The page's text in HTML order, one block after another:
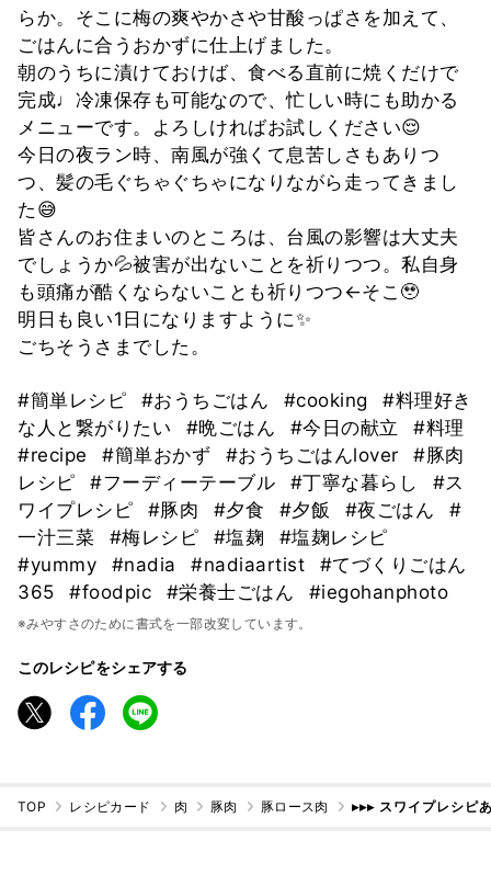
らか。そこに梅の爽やかさや甘酸っぱさを加えて、
ごはんに合うおかずに仕上げました。
朝のうちに漬けておけば、食べる直前に焼くだけで
完成♩冷凍保存も可能なので、忙しい時にも助かる
メニューです。よろしければお試しください😌
今日の夜ラン時、南風が強くて息苦しさもありつ
つ、髪の毛ぐちゃぐちゃになりながら走ってきまし
た😅
皆さんのお住まいのところは、台風の影響は大丈夫
でしょうか💦被害が出ないことを祈りつつ。私自身
も頭痛が酷くならないことも祈りつつ←そこ🥹
明日も良い1日になりますように✨
ごちそうさまでした。
#簡単レシピ #おうちごはん #cooking
#料理好き
な人と繋がりたい
#晩ごはん #今日の献立
#料理
#recipe
#簡単おかず #おうちごはんlover
#豚肉
レシピ
#フーディーテーブル #丁寧な暮らし
#ス
ワイプレシピ
#豚肉 #夕食 #夕飯 #夜ごはん
#
一汁三菜
#梅レシピ #塩麹
#塩麹レシピ
#yummy
#nadia #nadiaartist
#てづくりごはん
365
#foodpic #栄養士ごはん #iegohanphoto
※みやすさのために書式を一部改変しています。
このレシピをシェアする
TOP レシピカード 肉 豚肉 豚ロース肉 ▸▸▸ スワイプレシピ